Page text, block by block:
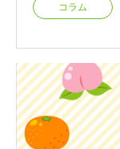
コラム